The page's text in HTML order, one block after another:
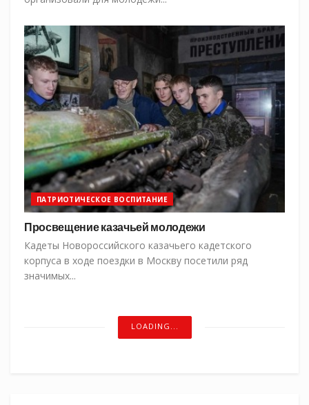
ПАТРИОТИЧЕСКОЕ ВОСПИТАНИЕ
Просвещение казачьей молодежи
Кадеты Новороссийского казачьего кадетского
корпуса в ходе поездки в Москву посетили ряд
значимых...
LOADING...